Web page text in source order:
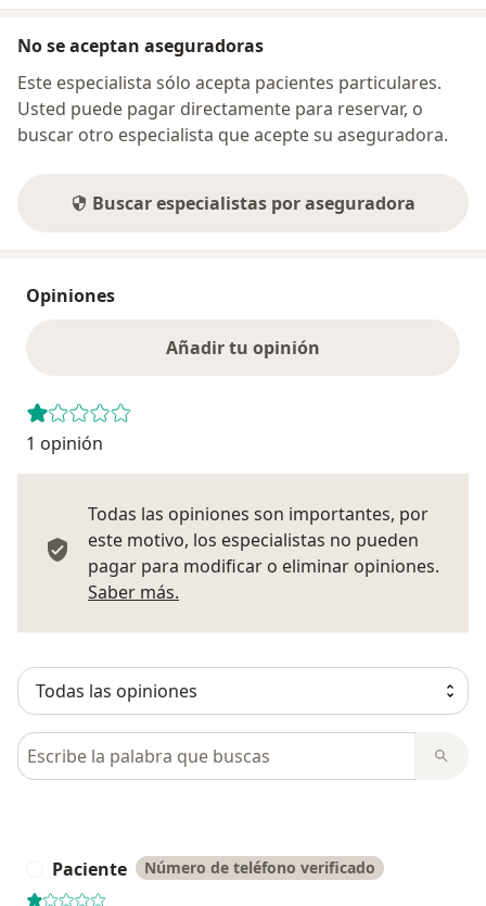
No se aceptan aseguradoras
Este especialista sólo acepta pacientes particulares.
Usted puede pagar directamente para reservar, o
buscar otro especialista que acepte su aseguradora.
Buscar especialistas por aseguradora
Opiniones
Añadir tu opinión
1 opinión
Todas las opiniones son importantes, por
este motivo, los especialistas no pueden
pagar para modificar o eliminar opiniones.
Saber más.
Busca en opiniones
Paciente Número de teléfono verificado